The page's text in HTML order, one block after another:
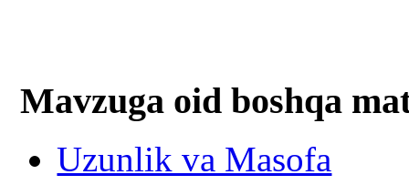
Mavzuga oid boshqa
Uzunlik va Masofa